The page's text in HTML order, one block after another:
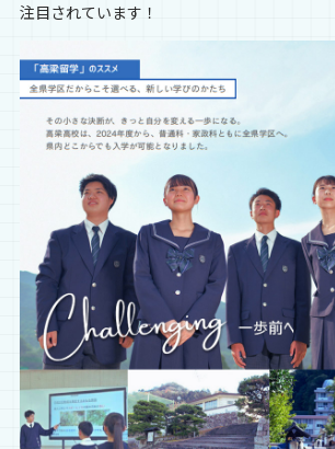
注目されています！